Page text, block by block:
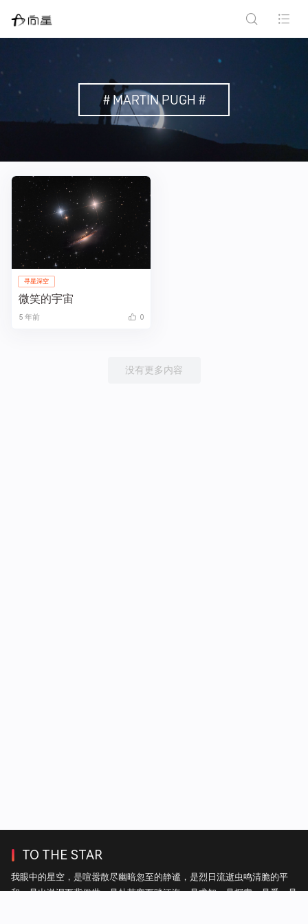
# MARTIN PUGH #
寻星深空
微笑的宇宙
5 年前 0
没有更多内容
TO THE STAR
我眼中的星空，是喧嚣散尽幽暗忽至的静谧，是烈日流逝虫鸣清脆的平
和，是出淤泥而背俗世，是赴苦寒而踏江海，是求知，是探索，是爱，是